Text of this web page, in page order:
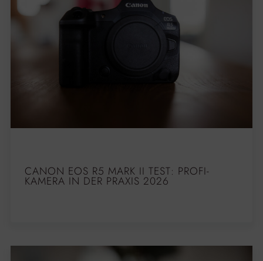
CANON EOS R5 MARK II TEST: PROFI-
KAMERA IN DER PRAXIS 2026